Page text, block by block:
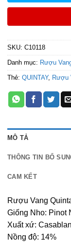
SKU: C10118
Danh mục: Rượu
Thẻ: QUINTAY, Rượu
MÔ TẢ
THÔNG TIN BỔ
CAM KẾT
Rượu Vang
Giống Nho: Pinot
Xuất xứ:
Nồng độ: 14%